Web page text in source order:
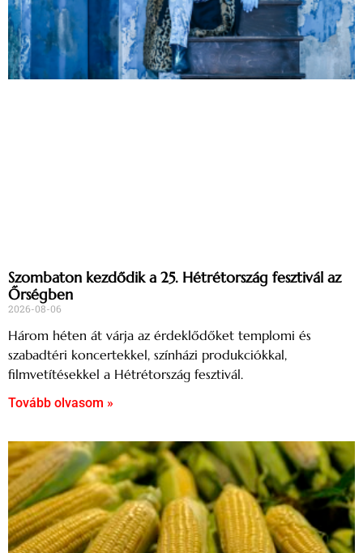
Szombaton kezdődik a 25. Hétrétország fesztivál az
Őrségben
2026-08-06
Három héten át várja az érdeklődőket templomi és
szabadtéri koncertekkel, színházi produkciókkal,
filmvetítésekkel a Hétrétország fesztivál.
Tovább olvasom »